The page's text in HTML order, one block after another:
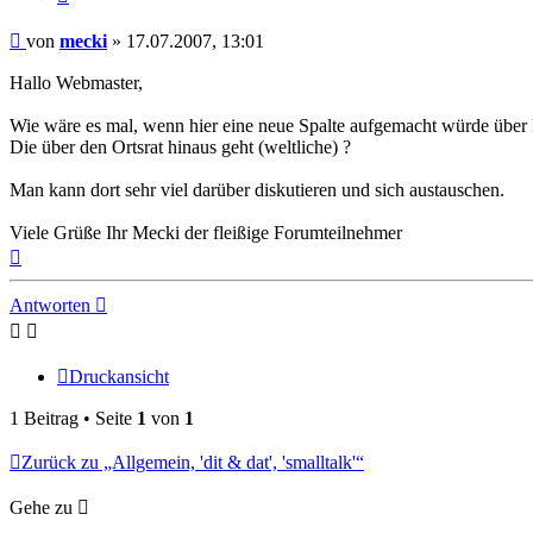
Beitrag
von mecki » 17.07.2007, 13:01
Hallo Webmaster,
Wie wäre es mal, wenn hier eine neue Spalte aufgemacht würde
Die über den Ortsrat hinaus geht (weltliche) ?
Man kann dort sehr viel darüber diskutieren und sich austauschen.
Viele Grüße Ihr Mecki der fleißige Forumteilnehmer
Antworten
Druckansicht
1 Beitrag • Seite 1 von 1
Zurück zu „Allgemein, 'dit & dat', 'smalltalk'“
Gehe zu